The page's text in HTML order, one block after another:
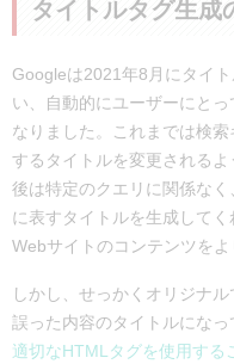
タイトルタグ生成
Googleは2021年8月にタイ
い、自動的にユーザーにと
なりました。これまでは検
するタイトルを変更される
後は特定のクエリに関係な
に表すタイトルを生成して
Webサイトのコンテンツをよ
しかし、せっかくオリジナ
誤った内容のタイトルにな
適切なHTMLタグを使用する